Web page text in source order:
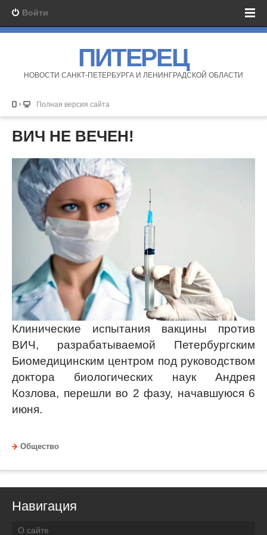
Войти
ПИТЕРЕЦ
НОВОСТИ САНКТ-ПЕТЕРБУРГА И ЛЕНИНГРАДСКОЙ ОБЛАСТИ
Полная версия сайта
ВИЧ НЕ ВЕЧЕН!
Клинические испытания вакцины против
ВИЧ, разрабатываемой Петербургским
Биомедицинским центром под руководством
доктора биологических наук Андрея
Козлова, перешли во 2 фазу, начавшуюся 6
июня.
Общество
Навигация
О сайте